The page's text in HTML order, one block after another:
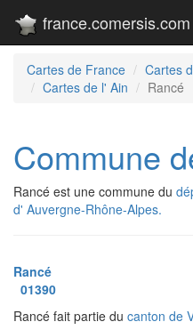
france.comersis.com
Cartes de France
Cartes
Cartes de l' Ain
Rancé
Commune
Rancé est une commune du
d' Auvergne-Rhône-Alpes.
Rancé
01390
Rancé fait partie du canton de